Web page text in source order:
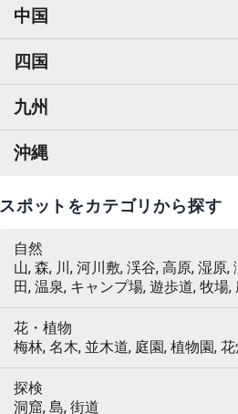
中国
四国
九州
沖縄
スポットをカテゴリから探す
自然
山, 森, 川, 河川敷, 渓谷, 高原, 湿原
田, 温泉, キャンプ場, 遊歩道, 牧場,
花・植物
梅林, 名木, 並木道, 庭園, 植物園, 花
探検
洞窟, 島, 街道